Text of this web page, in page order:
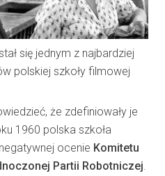
się jednym z najbardziej
polskiej szkoły filmowej
że zdefiniowały je
1960 polska szkoła
ocenie Komitetu
Partii Robotniczej.